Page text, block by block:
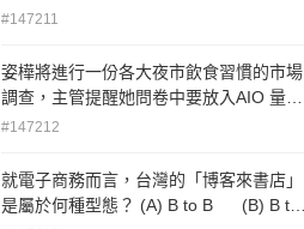
程？ (A) 貝斯 (Bass) (B) 戴明
(D) 裘蘭（Juran）
#147211
姿樺將進行一份各大夜市飲食習慣的市場
調查，主管提醒她問卷中要放入AIO 量
表，請問AIO 量表是用來衡量什麼？ (A)
(D) 消費者滿意度
#147212
就電子商務而言，台灣的「博客來書店」
是屬於何種型態？ (A) B to B (B) B to